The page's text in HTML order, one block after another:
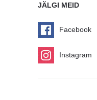
JÄLGI MEID
Facebook
Instagram